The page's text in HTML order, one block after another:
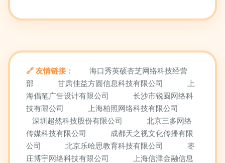
友情链接：
海口秀英硕杏芝网络科技经营
部
甘肃佳益方圆信息科技有限公司
上
海倡笔广告设计有限公司
长沙市锐圆网络科
技有限公司
上海柏照网络科技有限公司
深圳超然科技股份有限公司
北京三多网络
传媒科技有限公司
成都天之视文化传播有限
公司
北京乐哈思教育科技有限公司
枣
庄博宇网络科技有限公司
上海信津金融信息